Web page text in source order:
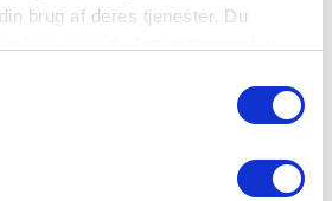
brug af deres tjenester. Du